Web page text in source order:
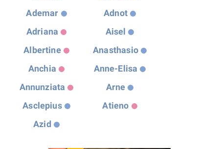
Ademar
Adnot
Adriana
Aisel
Albertine
Anasthasio
Anchia
Anne-Elisa
Annunziata
Arne
Asclepius
Atieno
Azid